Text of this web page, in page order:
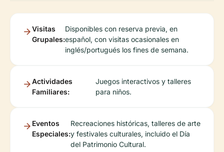
Visitas
Grupales:
Disponibles con reserva previa, en
español, con visitas ocasionales en
inglés/portugués los fines de semana.
Actividades
Familiares:
Juegos interactivos y talleres
para niños.
Eventos
Especiales:
Recreaciones históricas, talleres de arte
y festivales culturales, incluido el Día
del Patrimonio Cultural.